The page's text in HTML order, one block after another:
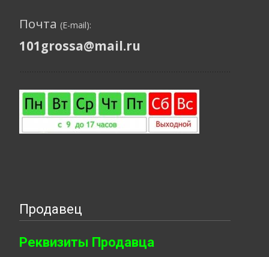
Почта (E-mail):
101grossa@mail.ru
Продавец
Реквизиты Продавца